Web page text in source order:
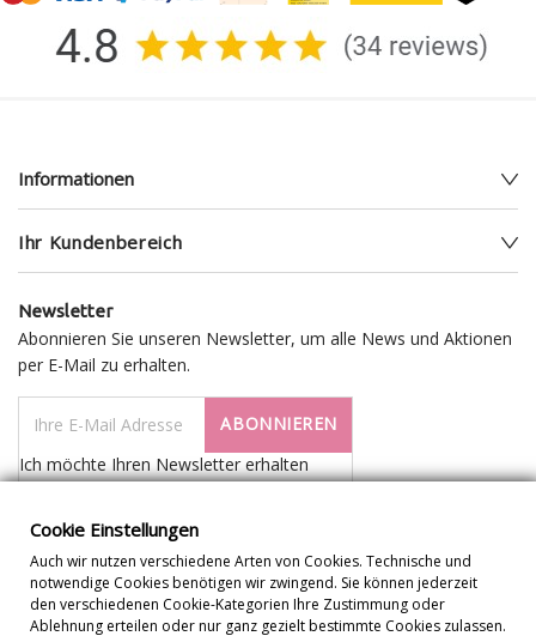
Informationen
Ihr Kundenbereich
Newsletter
Abonnieren Sie unseren Newsletter, um alle News und Aktionen
per E-Mail zu erhalten.
ABONNIEREN
Ich möchte Ihren Newsletter erhalten
Cookie Einstellungen
Auch wir nutzen verschiedene Arten von Cookies. Technische und
notwendige Cookies benötigen wir zwingend. Sie können jederzeit
den verschiedenen Cookie-Kategorien Ihre Zustimmung oder
Ablehnung erteilen oder nur ganz gezielt bestimmte Cookies zulassen.